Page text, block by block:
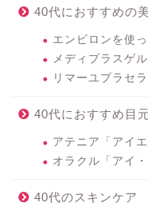
40代におすすめの
エンビロンを使
メディプラスゲ
リマーユプラセ
40代におすすめ目
アテニア「アイ
オラクル「アイ
40代のスキンケア